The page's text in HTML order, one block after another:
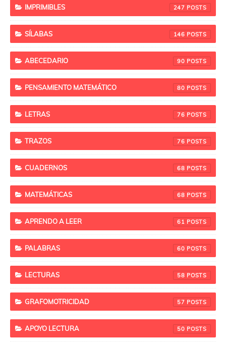
IMPRIMIBLES 247
SÍLABAS 146
ABECEDARIO 90
PENSAMIENTO MATEMÁTICO 80
LETRAS 76
TRAZOS 76
CUADERNOS 68
MATEMÁTICAS 68
APRENDO A LEER 61
PALABRAS 60
LECTURAS 58
GRAFOMOTRICIDAD 57
APOYO LECTURA 50